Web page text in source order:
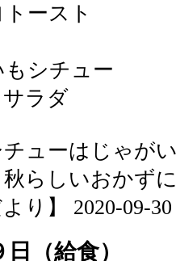
ースト
シチュー
ラダ
ューはじゃが
らしいおかず
より】 2020-09-
日（給食）